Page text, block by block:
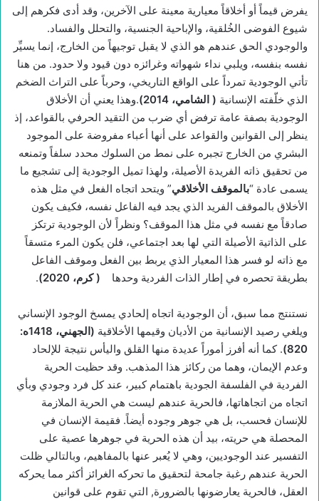
يفرض قيماً أو أخلاقاً معيارية معينة على الآخرين، وقد أدى فكرهم إلى
شيوع الفوضى الخُلقية، والإباحية الجنسية، والتحلل والفساد.
والوجودي الحق عندهم هو الذي لا يقبل توجيهاً من الخارج، إنما يسيِّر
نفسه بنفسه، ويلبي نداء شهواته وغرائزه دون قيود ولا حدود. من هنا
تأتي الوجودية تمرداً على الواقع التاريخي، وحرباً على التراث الضخم
الذي خلّفته الإنسانية ( الشامي، 2014)
.وهذا يعني أن الأخلاق
الوجودية بصفة عامة ترفض أي ضرب من التقيد الحرفي بالقواعد، إذ
ينظر إلى القوانين والقواعد على أنها أعباء مفروضة على الموجود
البشري من الخارج تجبره على نمط من السلوك محدد سلفاً وتمنعه
من تحقيق ذاته الفريدة الأصيلة، ولهذا تميل الوجودية إلى تشجيع ما
يسمى عادة “بالموقف الأخلاقي” ويتحد اتجاه الفعل في مثل هذه
الأخلاق بالموقف الفريد الذي يجد فيه الفاعل نفسه، فكيف يكون
صادقاً مع نفسه في مثل هذا الموقف؟ ونظراً لأن الوجودية ترتكز
على الذاتية الأصيلة التي لها بعد اجتماعي، فلن يكون المرء متسقاً
مع ذاته لو فسر هذا المعيار الذي يربط بين الفعل وموقف الفاعل
بطريقة تحصره في إطار الذات الفردية وحدها ( كرم، 2020) .
نستنتج مما سبق، أن الوجودية اتجاه إلحادي يمسخ الوجود الإنساني
ويلغي رصيد الإنسانية من الأديان وقيمها الأخلاقية
(الجهني، 1418ه:
820) . كما أنه أفرز أموراً عديدة منها القلق واليأس نتيجة للإلحاد
وعدم الإيمان، وهما من ركائز هذا المذهب. وقد حظيت الحرية
الفردية في الفلسفة الجودية باهتمام كبير، عند كل فرد وجودي وبأي
اتجاه من اتجاهاتها، فالحرية عندهم ليست هي الحرية الملازمة
للإنسان فحسب، بل هي جوهر وجوده أيضاً. فقيمة الإنسان في
المحصلة هي حريته، بيد أن هذه الحرية في جوهرها عصية على
التفسير عند الوجوديين، وهي لا يُعبر عنها بالمفاهيم، وبالتالي ظلت
الحرية عندهم رغبة جامحة لتحقيق ما تحركه الغرائز أكثر مما يحركه
العقل، فالحرية يعارضونها بالضرورة, التي تقوم على قوانين